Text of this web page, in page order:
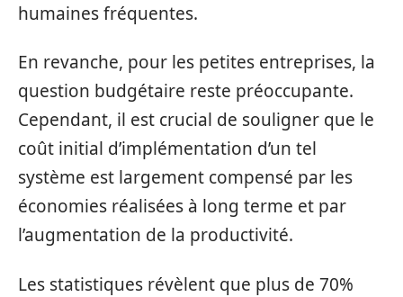
humaines fréquentes.
En revanche, pour les petites entreprises, la
question budgétaire reste préoccupante.
Cependant, il est crucial de souligner que le
coût initial d’implémentation d’un tel
système est largement compensé par les
économies réalisées à long terme et par
l’augmentation de la productivité.
Les statistiques révèlent que plus de 70%